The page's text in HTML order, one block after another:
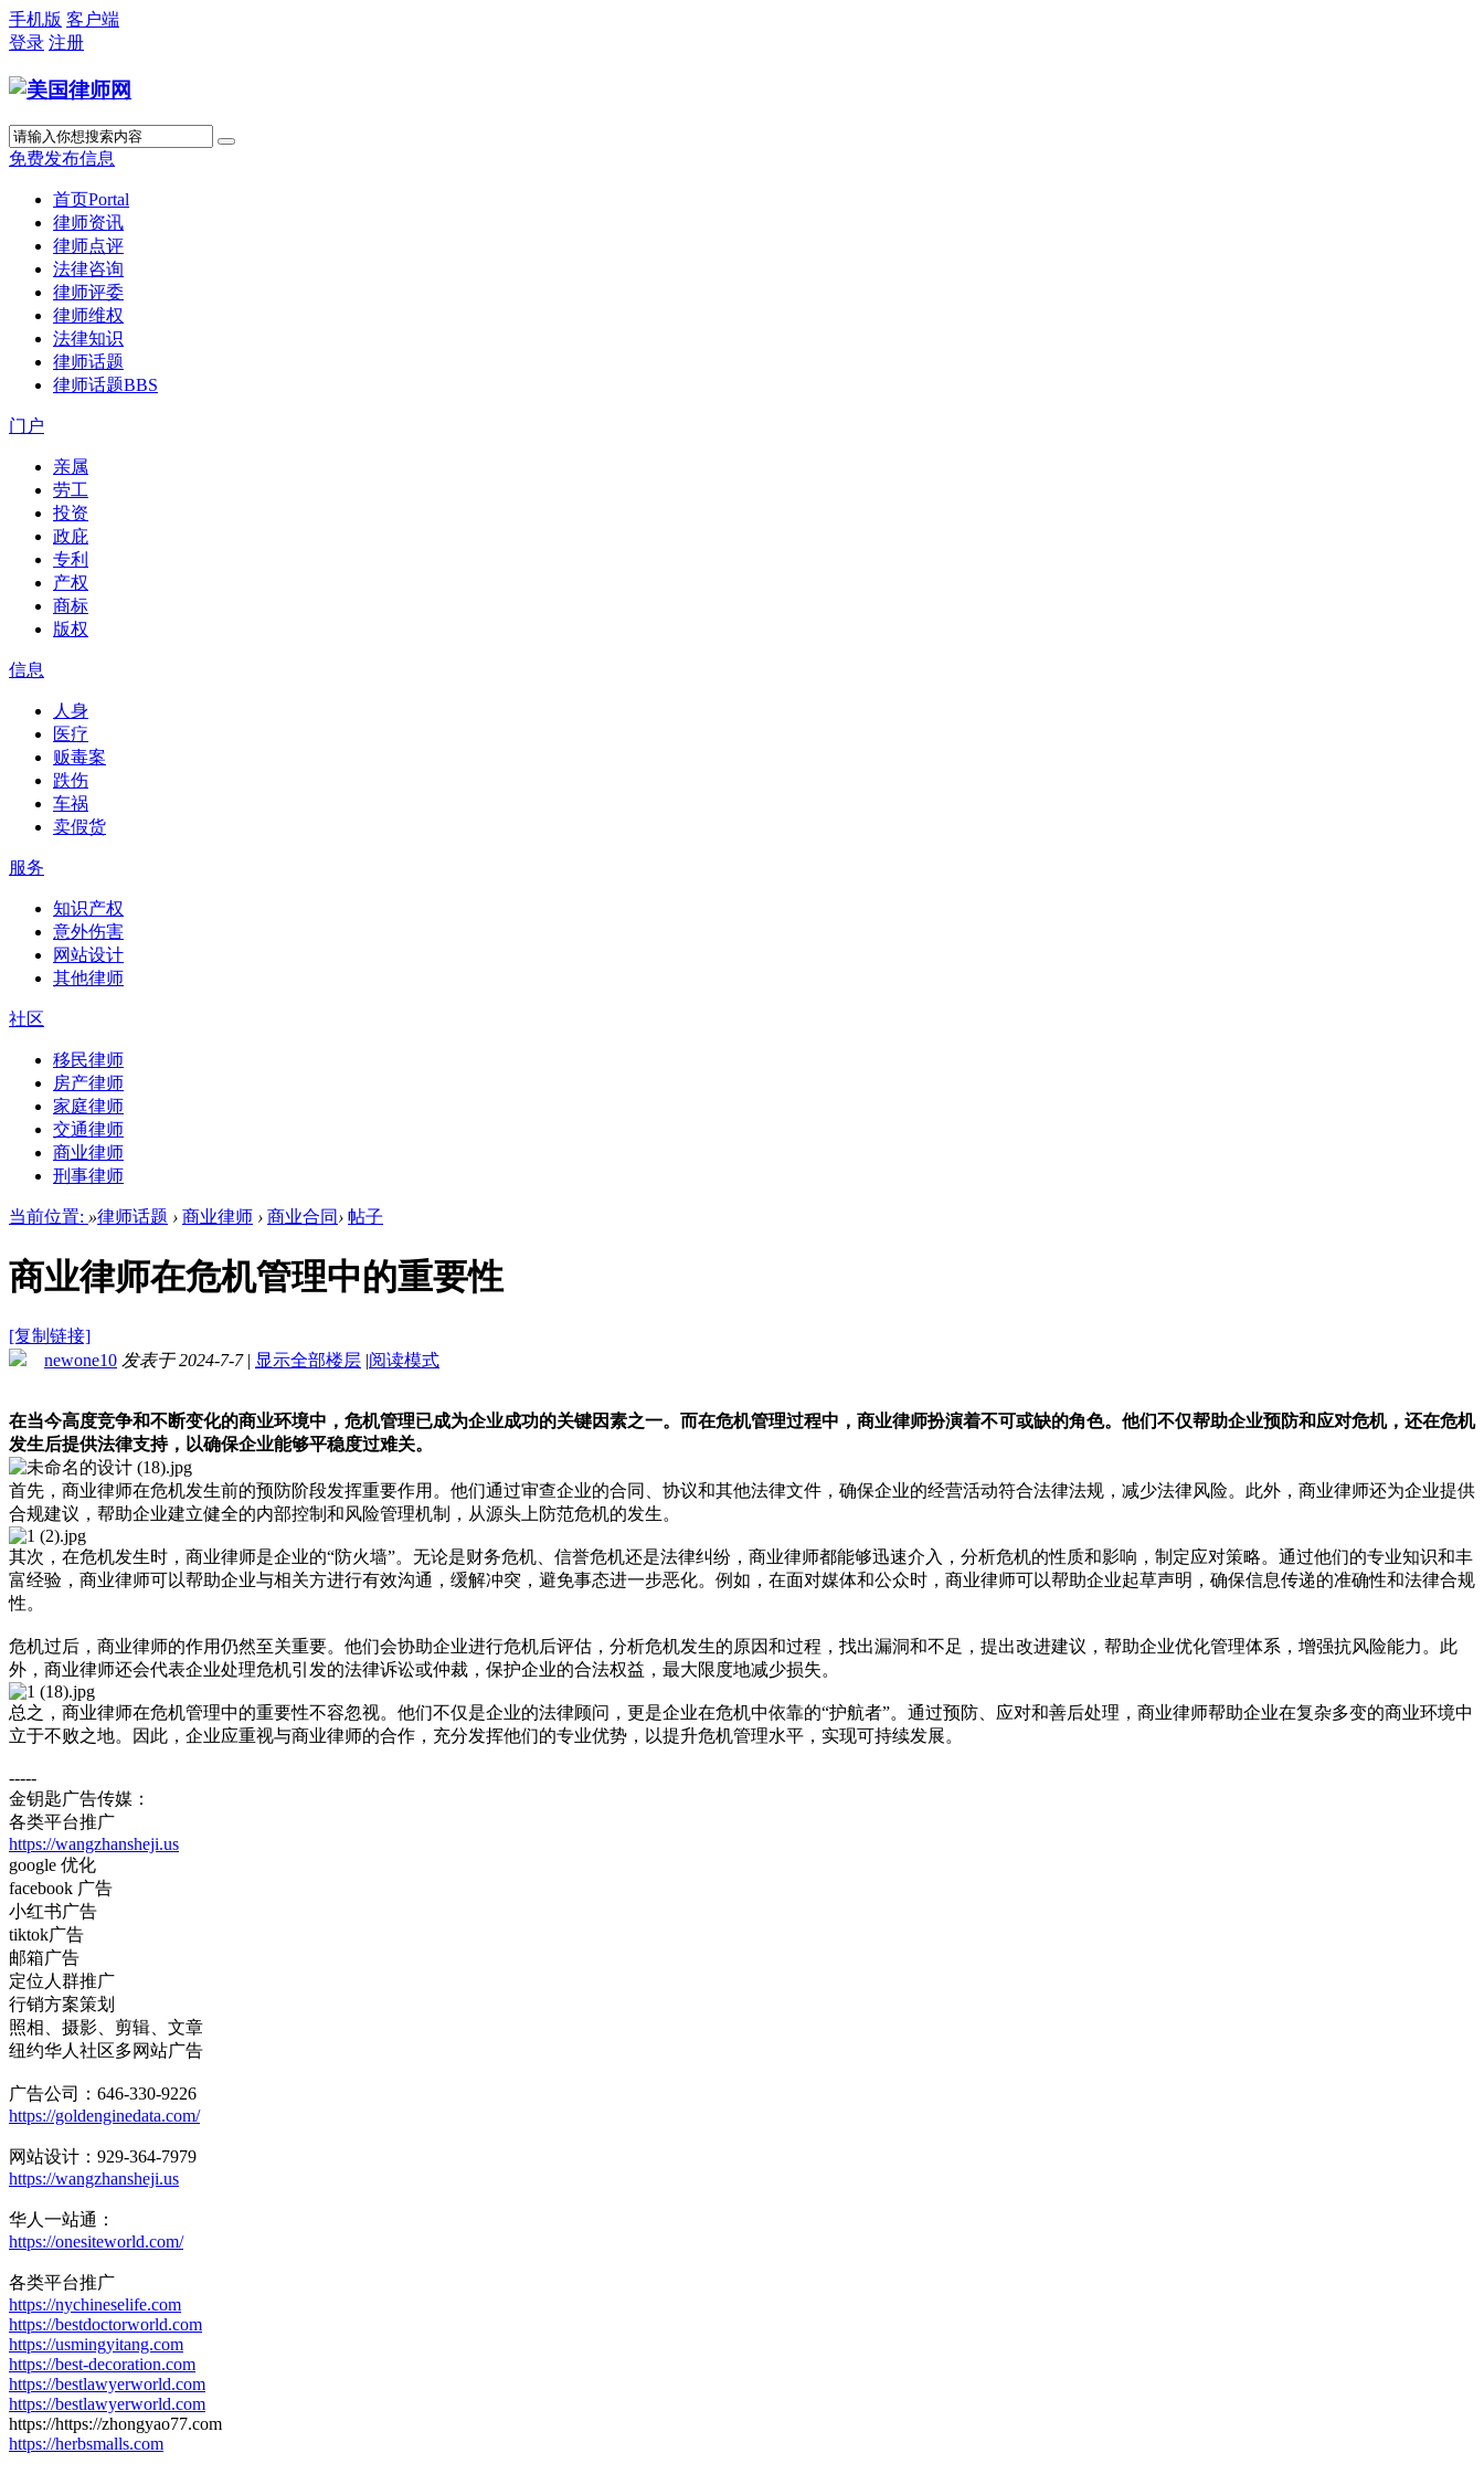
手机版 客户端
登录 注册
免费发布信息
首页Portal
律师资讯
律师点评
法律咨询
律师评委
律师维权
法律知识
律师话题
律师话题BBS
门户
亲属
劳工
投资
政庇
专利
产权
商标
版权
信息
人身
医疗
贩毒案
跌伤
车祸
卖假货
服务
知识产权
意外伤害
网站设计
其他律师
社区
移民律师
房产律师
家庭律师
交通律师
商业律师
刑事律师
当前位置: »律师话题 › 商业律师 › 商业合同 › 帖子
商业律师在危机管理中的重要性
[复制链接]
newone10 发表于 2024-7-7 | 显示全部楼层 |阅读模式
在当今高度竞争和不断变化的商业环境中，危机管理已成为企业成功的关键因素之一。而在危机管理过程中，商业律师扮演着不可或缺的角色。他们不仅帮助企业预防和应对危机，还在危机
发生后提供法律支持，以确保企业能够平稳度过难关。
首先，商业律师在危机发生前的预防阶段发挥重要作用。他们通过审查企业的合同、协议和其他法律文件，确保企业的经营活动符合法律法规，减少法律风险。此外，商业律师还为企业提供
合规建议，帮助企业建立健全的内部控制和风险管理机制，从源头上防范危机的发生。
其次，在危机发生时，商业律师是企业的“防火墙”。无论是财务危机、信誉危机还是法律纠纷，商业律师都能够迅速介入，分析危机的性质和影响，制定应对策略。通过他们的专业知识和丰
富经验，商业律师可以帮助企业与相关方进行有效沟通，缓解冲突，避免事态进一步恶化。例如，在面对媒体和公众时，商业律师可以帮助企业起草声明，确保信息传递的准确性和法律合规
性。
危机过后，商业律师的作用仍然至关重要。他们会协助企业进行危机后评估，分析危机发生的原因和过程，找出漏洞和不足，提出改进建议，帮助企业优化管理体系，增强抗风险能力。此
外，商业律师还会代表企业处理危机引发的法律诉讼或仲裁，保护企业的合法权益，最大限度地减少损失。
总之，商业律师在危机管理中的重要性不容忽视。他们不仅是企业的法律顾问，更是企业在危机中依靠的“护航者”。通过预防、应对和善后处理，商业律师帮助企业在复杂多变的商业环境中
立于不败之地。因此，企业应重视与商业律师的合作，充分发挥他们的专业优势，以提升危机管理水平，实现可持续发展。
-----
金钥匙广告传媒：
各类平台推广
https://wangzhansheji.us
google 优化
facebook 广告
小红书广告
tiktok广告
邮箱广告
定位人群推广
行销方案策划
照相、摄影、剪辑、文章
纽约华人社区多网站广告
广告公司：646-330-9226
https://goldenginedata.com/
网站设计：929-364-7979
https://wangzhansheji.us
华人一站通：
https://onesiteworld.com/
各类平台推广
https://nychineselife.com
https://bestdoctorworld.com
https://usmingyitang.com
https://best-decoration.com
https://bestlawyerworld.com
https://bestlawyerworld.com
https://https://zhongyao77.com
https://herbsmalls.com